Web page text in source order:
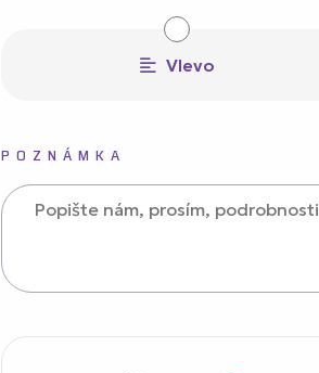
Vlevo
POZNÁMKA